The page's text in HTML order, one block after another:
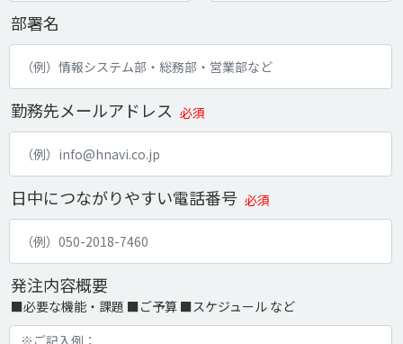
部署名
勤務先メールアドレス 必須
日中につながりやすい電話番号 必須
発注内容概要
■必要な機能・課題 ■ご予算 ■スケジュール など